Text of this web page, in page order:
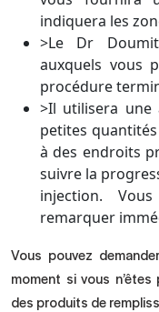
indiquera les
>Le Dr
auxquels vous
procédure
>Il utilisera
petites
à des endroits
suivre la
injection.
remarquer
Vous pouvez
moment si vous
des produits de